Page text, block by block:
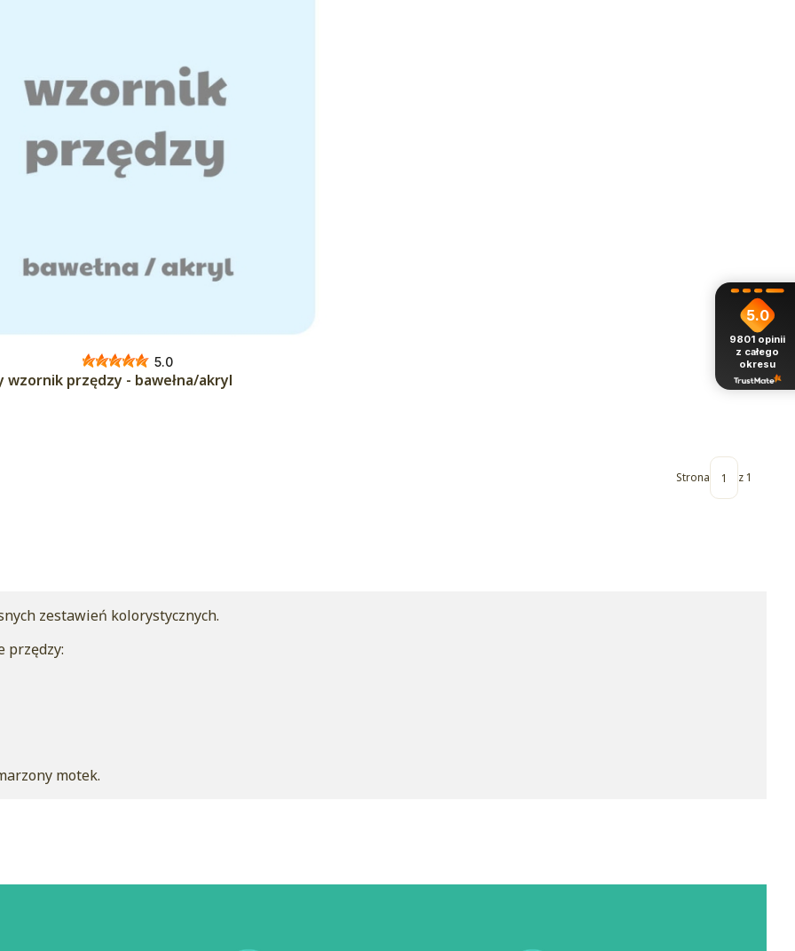
5.0
wzornik przędzy - bawełna/akryl
Strona z 1
zestawień kolorystycznych.
przędzy:
motek.
5.0
9801 opinii
z całego
okresu